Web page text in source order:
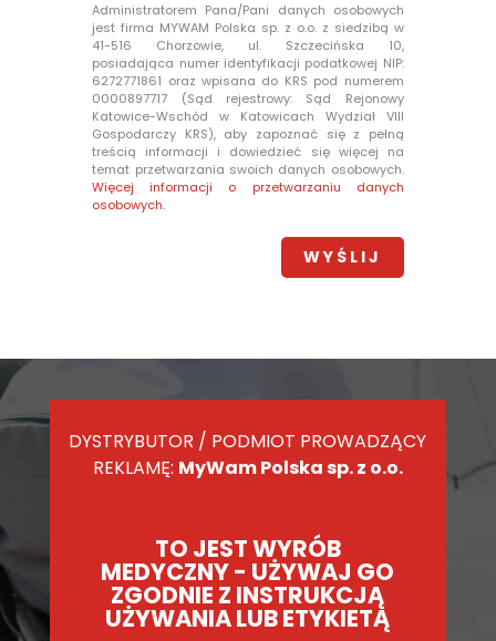
Administratorem Pana/Pani danych osobowych
jest firma MYWAM Polska sp. z o.o. z siedzibą w
41-516 Chorzowie, ul. Szczecińska 10,
posiadająca numer identyfikacji podatkowej NIP:
6272771861 oraz wpisana do KRS pod numerem
0000897717 (Sąd rejestrowy: Sąd Rejonowy
Katowice-Wschód w Katowicach Wydział VIII
Gospodarczy KRS), aby zapoznać się z pełną
treścią informacji i dowiedzieć się więcej na
temat przetwarzania swoich danych osobowych.
Więcej informacji o przetwarzaniu danych
osobowych.
DYSTRYBUTOR / PODMIOT PROWADZĄCY
REKLAMĘ: MyWam Polska sp. z o.o.
TO JEST WYRÓB
MEDYCZNY - UŻYWAJ GO
ZGODNIE Z INSTRUKCJĄ
UŻYWANIA LUB ETYKIETĄ